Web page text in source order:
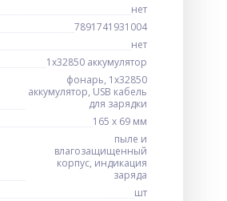
нет
7891741931004
нет
1x32850 аккумулятор
фонарь, 1x32850
аккумулятор, USB кабель
для зарядки
165 х 69 мм
пыле и
влагозащищенный
корпус, индикация
заряда
шт